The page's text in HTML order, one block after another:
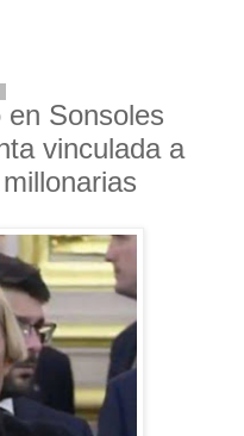
Sonsoles
vinculada a